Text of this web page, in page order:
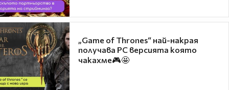
„Game of Thrones“ най-накрая
получава PC версията която
чакахме🎮🤩